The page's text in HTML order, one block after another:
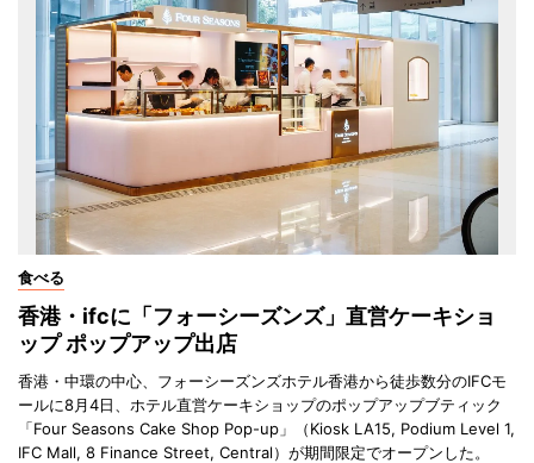
食べる
香港・ifcに「フォーシーズンズ」直営ケーキショ
ップ ポップアップ出店
香港・中環の中心、フォーシーズンズホテル香港から徒歩数分のIFCモ
ールに8月4日、ホテル直営ケーキショップのポップアップブティック
「Four Seasons Cake Shop Pop-up」（Kiosk LA15, Podium Level 1,
IFC Mall, 8 Finance Street, Central）が期間限定でオープンした。